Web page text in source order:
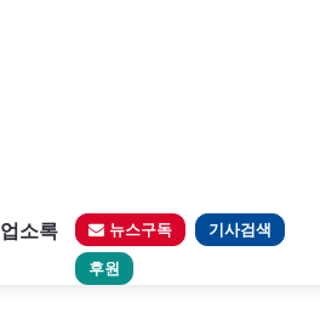
업소록 뉴스구독 기사검색
후원